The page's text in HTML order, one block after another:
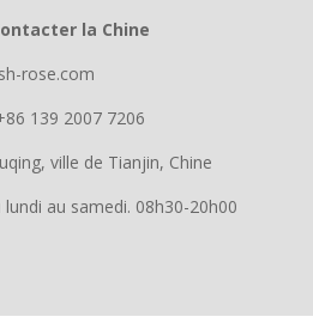
la Chine
rose.com
139 2007 7206
ville de Tianjin, Chine
lundi au samedi. 08h30-20h00